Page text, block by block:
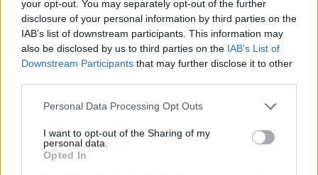
your opt-out. You may separately opt-out of the further
disclosure of your personal information by third parties on the
IAB’s list of downstream participants. This information may
also be disclosed by us to third parties on the IAB’s List of
Downstream Participants that may further disclose it to other
Personal Data Processing Opt Outs
I want to opt-out of the Sharing of my
personal data.
Opted In